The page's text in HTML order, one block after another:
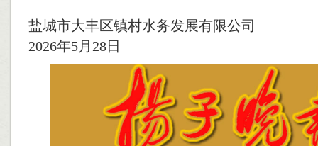
盐城市大丰区镇村水务发展有限公司
2026年5月28日